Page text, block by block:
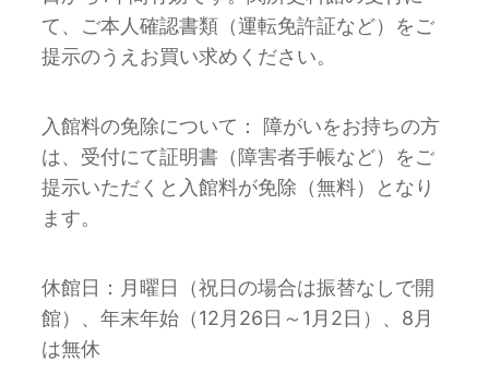
て、ご本人確認書類（運転免許証など）をご
提示のうえお買い求めください。
入館料の免除について： 障がいをお持ちの方
は、受付にて証明書（障害者手帳など）をご
提示いただくと入館料が免除（無料）となり
ます。
休館日：月曜日（祝日の場合は振替なしで開
館）、年末年始（12月26日～1月2日）、8月
は無休